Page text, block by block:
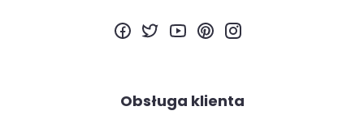
Obsługa klienta